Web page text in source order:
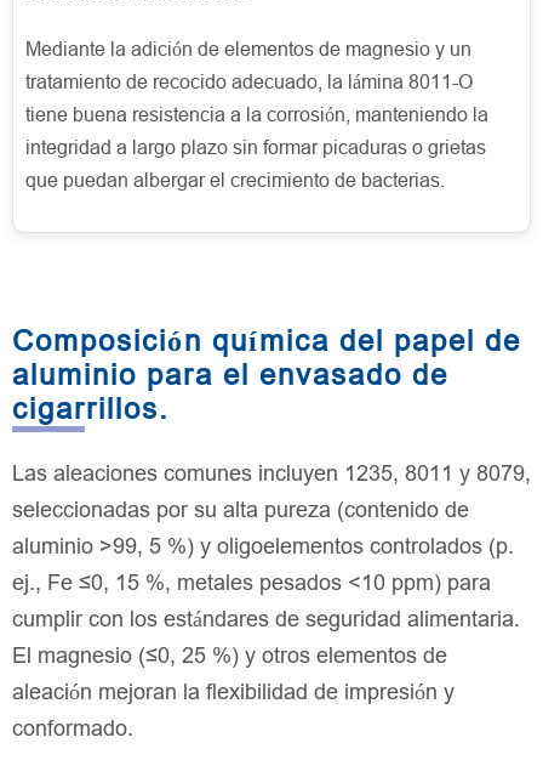
Mediante la adición de elementos de magnesio y un
tratamiento de recocido adecuado, la lámina 8011-O
tiene buena resistencia a la corrosión, manteniendo la
integridad a largo plazo sin formar picaduras o grietas
que puedan albergar el crecimiento de bacterias.
Composición química del papel de
aluminio para el envasado de
cigarrillos.
Las aleaciones comunes incluyen 1235, 8011 y 8079,
seleccionadas por su alta pureza (contenido de
aluminio >99, 5 %) y oligoelementos controlados (p.
ej., Fe ≤0, 15 %, metales pesados <10 ppm) para
cumplir con los estándares de seguridad alimentaria.
El magnesio (≤0, 25 %) y otros elementos de
aleación mejoran la flexibilidad de impresión y
conformado.